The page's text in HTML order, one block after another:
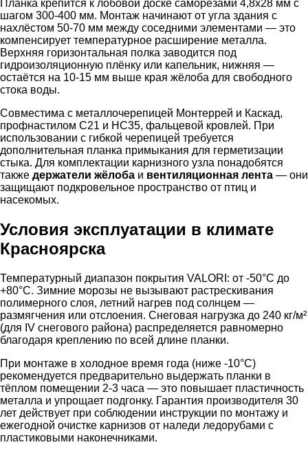
Планка крепится к лобовой доске саморезами 4,8х28 мм с
шагом 300-400 мм. Монтаж начинают от угла здания с
нахлёстом 50-70 мм между соседними элементами — это
компенсирует температурное расширение металла.
Верхняя горизонтальная полка заводится под
гидроизоляционную плёнку или капельник, нижняя —
остаётся на 10-15 мм выше края жёлоба для свободного
стока воды.
Совместима с металлочерепицей Монтеррей и Каскад,
профнастилом С21 и НС35, фальцевой кровлей. При
использовании с гибкой черепицей требуется
дополнительная планка примыкания для герметизации
стыка. Для комплектации карнизного узла понадобятся
также держатели жёлоба и вентиляционная лента — они
защищают подкровельное пространство от птиц и
насекомых.
Условия эксплуатации в климате
Красноярска
Температурный диапазон покрытия VALORI: от -50°С до
+80°С. Зимние морозы не вызывают растрескивания
полимерного слоя, летний нагрев под солнцем —
размягчения или отслоения. Снеговая нагрузка до 240 кг/м²
(для IV снегового района) распределяется равномерно
благодаря креплению по всей длине планки.
При монтаже в холодное время года (ниже -10°С)
рекомендуется предварительно выдержать планки в
тёплом помещении 2-3 часа — это повышает пластичность
металла и упрощает подгонку. Гарантия производителя 30
лет действует при соблюдении инструкции по монтажу и
ежегодной очистке карнизов от наледи ледорубами с
пластиковыми наконечниками.